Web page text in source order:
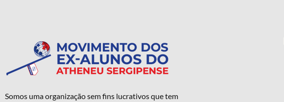
Somos uma organização sem fins lucrativos que tem